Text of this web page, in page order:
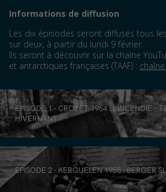
Informations de diffusion
Les dix épisodes seront diffusés tous
sur deux, à partir du lundi 9 février.
Ils seront à découvrir sur la chaîne
et antarctiques françaises (TAAF) :
EPISODE 1 - CROZET 1964 : L’INCENDIE –
HIVERNANT
EPISODE 2 - KERGUELEN 1958 : BERGER